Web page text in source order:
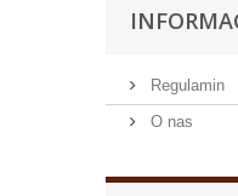
Regulamin
O nas